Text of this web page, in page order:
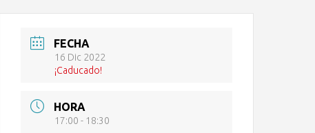
FECHA
16 Dic 2022
¡Caducado!
HORA
17:00 - 18:30